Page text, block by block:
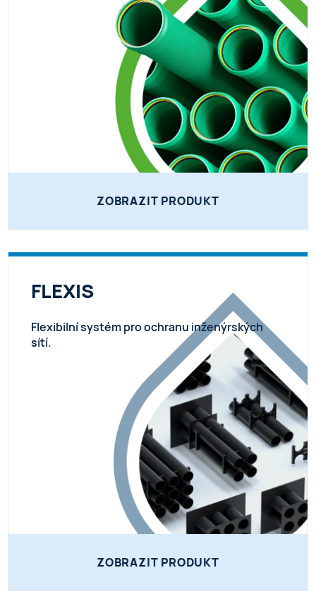
ZOBRAZIT PRODUKT
FLEXIS
Flexibilní systém pro ochranu inženýrských
sítí.
ZOBRAZIT PRODUKT